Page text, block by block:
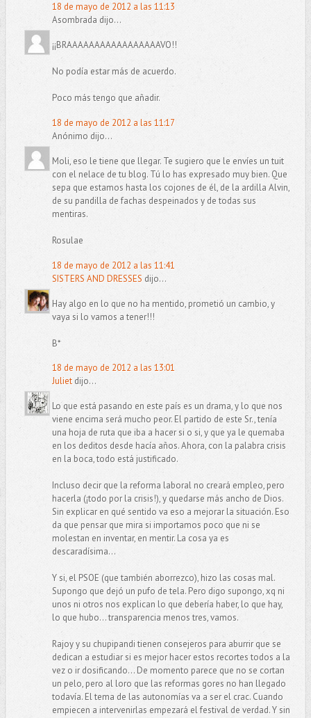
18 de mayo de 2012 a las 11:13
Asombrada dijo...
¡¡BRAAAAAAAAAAAAAAAAAVO!!
No podía estar más de acuerdo.
Poco más tengo que añadir.
18 de mayo de 2012 a las 11:17
Anónimo dijo...
Moli, eso le tiene que llegar. Te sugiero que le envíes un tuit
con el nelace de tu blog. Tú lo has expresado muy bien. Que
sepa que estamos hasta los cojones de él, de la ardilla Alvin,
de su pandilla de fachas despeinados y de todas sus
mentiras.
Rosulae
18 de mayo de 2012 a las 11:41
SISTERS AND DRESSES dijo...
Hay algo en lo que no ha mentido, prometió un cambio, y
vaya si lo vamos a tener!!!
B*
18 de mayo de 2012 a las 13:01
Julietdijo...
Lo que está pasando en este país es un drama, y lo que nos
viene encima será mucho peor. El partido de este Sr., tenía
una hoja de ruta que iba a hacer si o si, y que ya le quemaba
en los deditos desde hacía años. Ahora, con la palabra crisis
en la boca, todo está justificado.
Incluso decir que la reforma laboral no creará empleo, pero
hacerla (¡todo por la crisis!), y quedarse más ancho de Dios.
Sin explicar en qué sentido va eso a mejorar la situación. Eso
da que pensar que mira si importamos poco que ni se
molestan en inventar, en mentir. La cosa ya es
descaradísima…
Y si, el PSOE (que también aborrezco), hizo las cosas mal.
Supongo que dejó un pufo de tela. Pero digo supongo, xq ni
unos ni otros nos explican lo que debería haber, lo que hay,
lo que hubo... transparencia menos tres, vamos.
Rajoy y su chupipandi tienen consejeros para aburrir que se
dedican a estudiar si es mejor hacer estos recortes todos a la
vez o ir dosificando... De momento parece que no se cortan
un pelo, pero al loro que las reformas gores no han llegado
todavía. El tema de las autonomías va a ser el crac. Cuando
empiecen a intervenirlas empezará el festival de verdad. Y sin